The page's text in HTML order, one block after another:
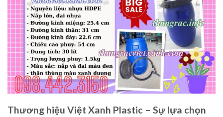
Thương hiệu Việt Xanh Plastic – Sự lựa chọn